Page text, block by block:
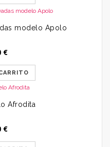
modelo Apolo
€
Afrodita
€